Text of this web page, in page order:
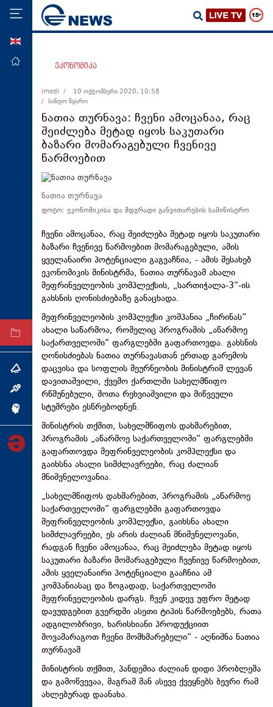
მთავარი
ეკონომიკა
მსოფლიო
ჯანდაცვა
საზოგადოება
სამართალი
კულტურა
სპორტი
ტექნოლოგიები
ტაბლოიდი
არქივი
თემა
ინტერვიუ
ინქვიზიცია
ეკონომიკა
imedi /
10 ოქტომბერი 2020, 10:58
/ სანდო წყარო
ნათია თურნავა: ჩვენი ამოცანაა, რაც
შეიძლება მეტად იყოს საკუთარი
ბაზარი მომარაგებული ჩვენივე
წარმოებით
ნათია თურნავა
ფოტო: ეკონომიკისა და მდგრადი განვითარების სამინისტრო
ჩვენი ამოცანაა, რაც შეიძლება მეტად იყოს საკუთარი
ბაზარი ჩვენივე წარმოებით მომარაგებული, ამის
ყველანაირი პოტენციალი გაგვაჩნია, - ამის შესახებ
ეკონომიკის მინისტრმა, ნათია თურნავამ ახალი
მეფრინველეობის კომპლექსის, „სართიჭალა-3“-ის
გახსნის ღონისძიებაზე განაცხადა.
მეფრინველეობის კომპლექსი კომპანია „ჩირინას“
ახალი საწარმოა, რომელიც პროგრამის „აწარმოე
საქართველოში“ ფარგლებში გაფართოვდა. გახსნის
ღონისძიებას ნათია თურნავასთან ერთად გარემოს
დაცვისა და სოფლის მეურნეობის მინისტრიმ ლევან
დავითაშვილი, ქვემო ქართლში სახელმწიფო
რწმუნებული, შოთა რეხვიაშვილი და მიწვეული
სტუმრები ესწრებოდნენ.
მინისტრის თქმით, სახელმწიფოს დახმარებით,
პროგრამის „აწარმოე საქართველოში“ ფარგლებში
გაფართოვდა მეფრინველეობის კომპლექსი და
გაიხსნა ახალი სიმძლავრეები, რაც ძალიან
მნიშვნელოვანია.
„სახელმწიფოს დახმარებით, პროგრამის „აწარმოე
საქართველოში“ ფარგლებში გაფართოვდა
მეფრინველეობის კომპლექსი, გაიხსნა ახალი
სიმძლავრეები, ეს არის ძალიან მნიშვნელოვანი,
რადგან ჩვენი ამოცანაა, რაც შეიძლება მეტად იყოს
საკუთარი ბაზარი მომარაგებული ჩვენივე წარმოებით,
ამის ყველანაირი პოტენციალი გააჩნია ამ
კომპანიასაც და ზოგადად, საქართველოში
მეფრინველეობის დარგს. ჩვენ კიდევ უფრო მეტად
დავუდგებით გვერდში ასეთი ტიპის წარმოებებს, რათა
ადგილობრივი, ხარისხიანი პროდუქციით
მოვამარაგოთ ჩვენი მომხმარებელი“ - აღნიშნა ნათია
თურნავამ
მინისტრის თქმით, პანდემია ძალიან დიდი პრობლემა
და გამოწვევაა, მაგრამ მან ასევე ქვეყნებს ბევრი რამ
ახლებურად დაანახა.